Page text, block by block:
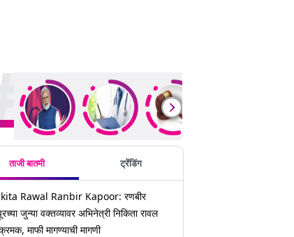
ताजी बातमी ट्रेंडिंग
Rawal Ranbir Kapoor: रणबीर
जुन्या वक्तव्यावर अभिनेत्री निकिता रावल
माफी मागण्याची मागणी